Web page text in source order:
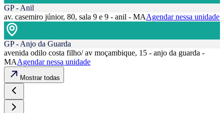
GP - Anil
av. casemiro júnior, 80, sala 9 e 9 - anil - MAAgendar nessa unidade
GP - Anjo da Guarda
avenida odilo costa filho/ av moçambique, 15 - anjo da guarda -
MAAgendar nessa unidade
Mostrar todas